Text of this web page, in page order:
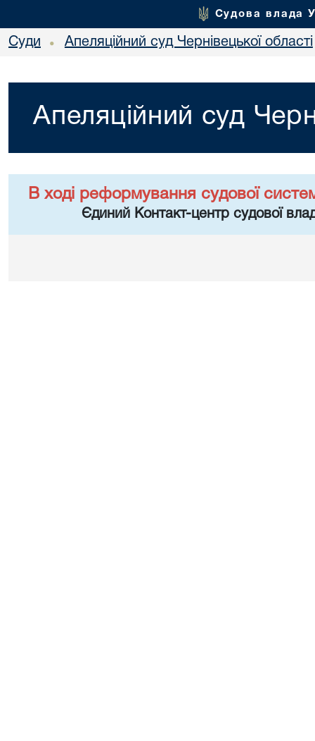
Судова влада
Суди • Апеляційний суд Чернівецької області
Апеляційний суд
В ході реформування судової
Єдиний Контакт-центр судової